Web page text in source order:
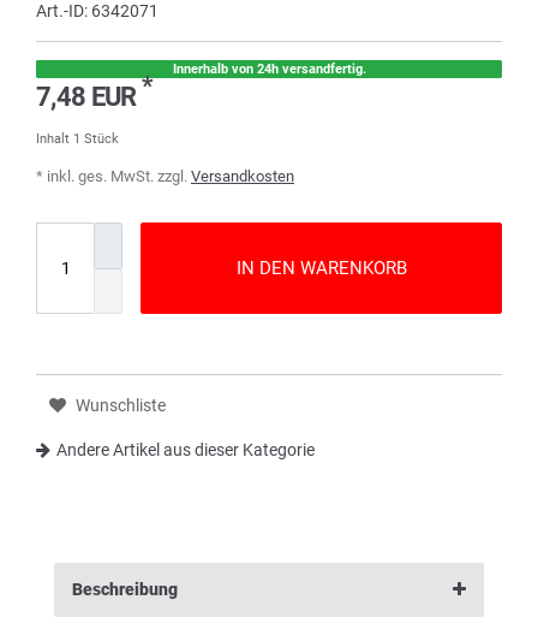
Art.-ID: 6342071
Innerhalb von 24h versandfertig.
7,48 EUR*
Inhalt 1 Stück
* inkl. ges. MwSt. zzgl. Versandkosten
IN DEN WARENKORB
Wunschliste
Andere Artikel aus dieser Kategorie
Beschreibung